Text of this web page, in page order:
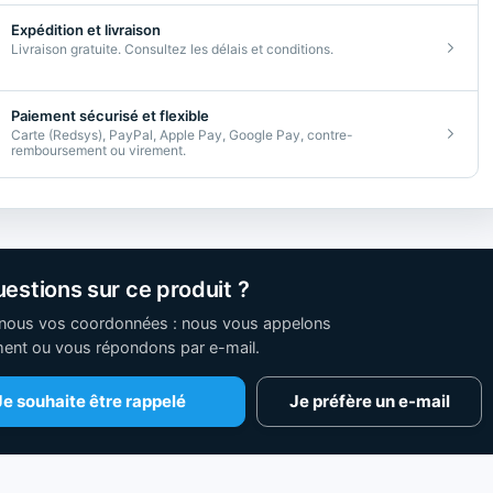
Expédition et livraison
Livraison gratuite. Consultez les délais et conditions.
Paiement sécurisé et flexible
Carte (Redsys), PayPal, Apple Pay, Google Pay, contre-
remboursement ou virement.
sur ce produit ?
vos coordonnées : nous vous appelons
ou vous répondons par e-mail.
souhaite être rappelé Je préfère un e-mail